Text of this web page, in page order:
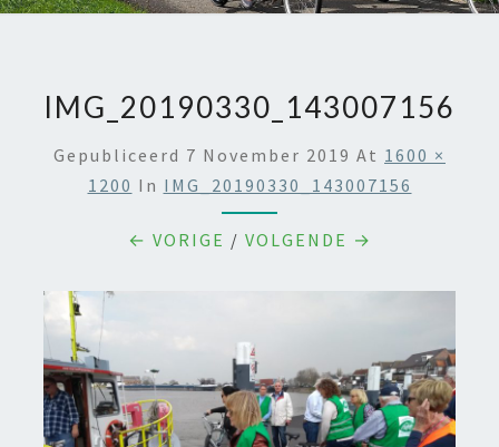
IMG_20190330_143007156
Gepubliceerd 7 November 2019 At 1600 ×
1200 In IMG_20190330_143007156
← VORIGE / VOLGENDE →